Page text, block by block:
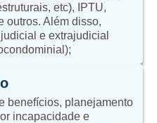
etc), IPTU,
outros. Além disso,
e extrajudicial
benefícios, planejamento
incapacidade e